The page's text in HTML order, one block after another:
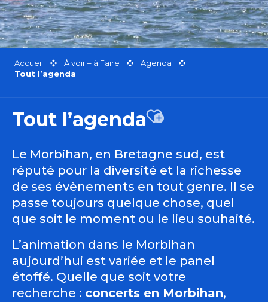
Accueil À voir – à Faire
Agenda
Tout l’agenda
Tout l’agendaAjouter aux
Le Morbihan, en Bretagne sud, est
réputé pour la diversité et la richesse
de ses évènements en tout genre. Il se
passe toujours quelque chose, quel
que soit le moment ou le lieu souhaité.
L’animation dans le Morbihan
aujourd’hui est variée et le panel
étoffé. Quelle que soit votre
recherche : concerts en Morbihan,